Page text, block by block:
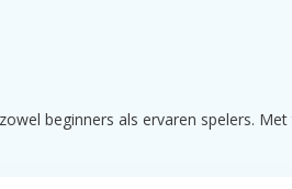
beginners als ervaren spelers.